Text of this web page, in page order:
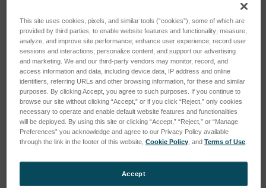
Anmeldung für Preise
Anmeldung für Preise
This site uses cookies, pixels, and similar tools (“cookies”), some of which are
provided by third parties, to enable website features and functionality; measure,
analyze, and improve site performance; enhance user experience; record user
sessions and interactions; personalize content; and support our advertising
and marketing. We and our third-party vendors may monitor, record, and
access information and data, including device data, IP address and online
identifiers, referring URLs and other browsing information, for these and similar
purposes. By clicking Accept, you agree to such purposes. If you continue to
browse our site without clicking “Accept,” or if you click “Reject,” only cookies
necessary to operate and enable default website features and functionalities
will be deployed. By using this site or clicking “Accept,” “Reject,” or “Manage
Preferences” you acknowledge and agree to our Privacy Policy available
through the link in the footer of this website,Cookie Policy , andTerms of Use
Accept